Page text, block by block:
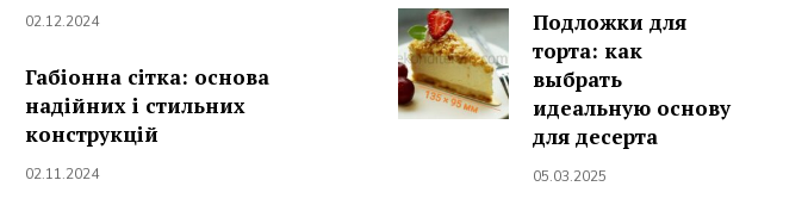
02.12.2024
Габіонна сітка: основа
надійних і стильних
конструкцій
02.11.2024
Подложки для
торта: как
выбрать
идеальную основу
для десерта
05.03.2025